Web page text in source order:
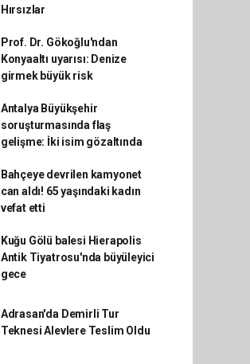
Hırsızlar
Prof. Dr. Gökoğlu'ndan
Konyaaltı uyarısı: Denize
girmek büyük risk
Antalya Büyükşehir
soruşturmasında flaş
gelişme: İki isim gözaltında
Bahçeye devrilen kamyonet
can aldı! 65 yaşındaki kadın
vefat etti
Kuğu Gölü balesi Hierapolis
Antik Tiyatrosu'nda büyüleyici
gece
Adrasan'da Demirli Tur
Teknesi Alevlere Teslim Oldu